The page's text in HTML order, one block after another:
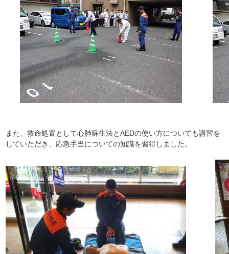
また、救命処置として心肺蘇生法とAEDの使い方についても講習を
していただき、応急手当についての知識を習得しました。